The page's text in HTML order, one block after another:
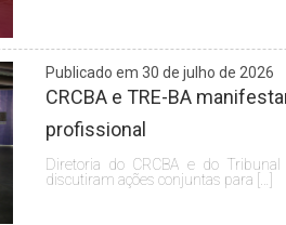
Publicado em 30 de julho de 2026
CRCBA e TRE-BA
profissional
Diretoria do CRCBA e do
discutiram ações conjuntas para […]